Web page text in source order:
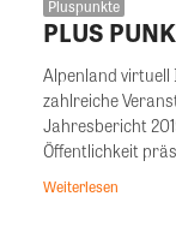
Pluspunkte
PLUS
Alpenland virtuell Im Zuge der Corona-Krise mussten
zahlreiche
Jahresbericht
Öffentlichkeit
Weiterlesen